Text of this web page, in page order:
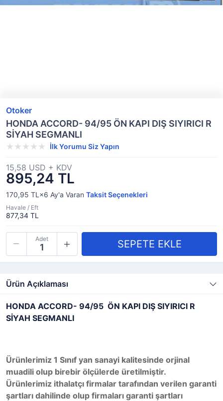
Otoker
HONDA ACCORD- 94/95 ÖN KAPI DIŞ SIYIRICI R
SİYAH SEGMANLI
İlk Yorumu Siz Yapın
895,24 TL
15,58 USD + KDV
170,95 TL×6 Ay'a Varan Taksit Seçenekleri
Havale / Eft
877,34 TL
Adet
Ürün Açıklaması
HONDA ACCORD- 94/95 ÖN KAPI DIŞ SIYIRICI R
SİYAH SEGMANLI
Ürünlerimiz 1 Sınıf yan sanayi kalitesinde orjinal
muadili olup birebir ölçülerde üretilmiştir.
Ürünlerimiz ithalatçı firmalar tarafından verilen garanti
şartları dahilinde olup firmaları garanti şartları